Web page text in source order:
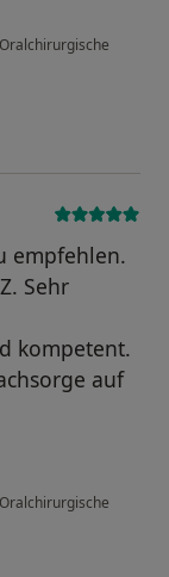
Oralchirurgische
empfehlen.
Sehr
kompetent.
auf
Oralchirurgische